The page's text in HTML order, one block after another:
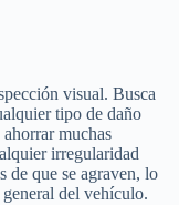
visual. Busca
tipo de daño
muchas
irregularidad
de que se agraven, lo
del vehículo.